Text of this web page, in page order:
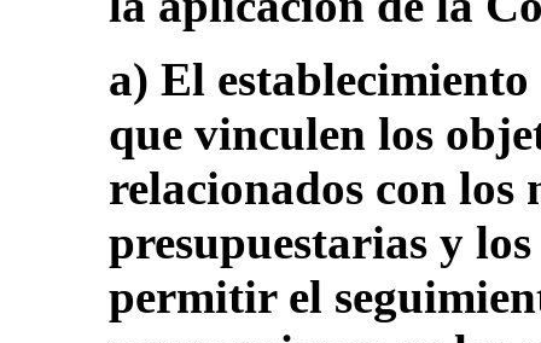
a) El establecimiento
que vinculen los
relacionados con los
presupuestarias y
permitir el